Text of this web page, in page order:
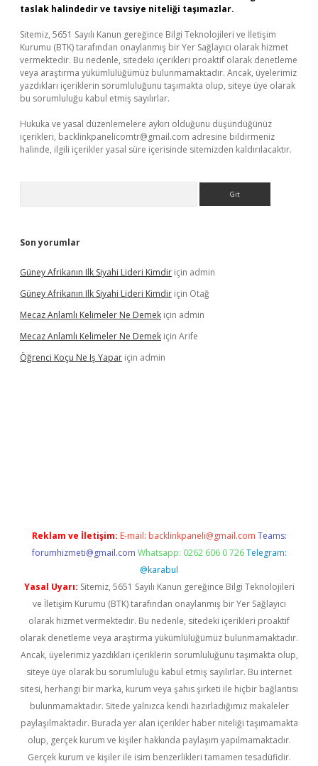
taslak halindedir ve tavsiye niteliği taşımazlar.
Sitemiz, 5651 Sayılı Kanun gereğince Bilgi Teknolojileri ve İletişim
Kurumu (BTK) tarafından onaylanmış bir Yer Sağlayıcı olarak hizmet
vermektedir. Bu nedenle, sitedeki içerikleri proaktif olarak denetleme
veya araştırma yükümlülüğümüz bulunmamaktadır. Ancak, üyelerimiz
yazdıkları içeriklerin sorumluluğunu taşımakta olup, siteye üye olarak
bu sorumluluğu kabul etmiş sayılırlar.
Hukuka ve yasal düzenlemelere aykırı olduğunu düşündüğünüz
içerikleri, backlinkpanelicomtr@gmail.com adresine bildirmeniz
halinde, ilgili içerikler yasal süre içerisinde sitemizden kaldırılacaktır.
Son yorumlar
Güney Afrikanın Ilk Siyahi Lideri Kimdir için admin
Güney Afrikanın Ilk Siyahi Lideri Kimdir için Otağ
Mecaz Anlamlı Kelimeler Ne Demek için admin
Mecaz Anlamlı Kelimeler Ne Demek için Arife
Öğrenci Koçu Ne Iş Yapar için admin
Reklam ve İletişim: E-mail: backlinkpaneli@gmail.com Teams:
forumhizmeti@gmail.com Whatsapp: 0262 606 0 726 Telegram:
@karabul
Yasal Uyarı: Sitemiz, 5651 Sayılı Kanun gereğince Bilgi Teknolojileri
ve İletişim Kurumu (BTK) tarafından onaylanmış bir Yer Sağlayıcı
olarak hizmet vermektedir. Bu nedenle, sitedeki içerikleri proaktif
olarak denetleme veya araştırma yükümlülüğümüz bulunmamaktadır.
Ancak, üyelerimiz yazdıkları içeriklerin sorumluluğunu taşımakta olup,
siteye üye olarak bu sorumluluğu kabul etmiş sayılırlar. Bu internet
sitesi, herhangi bir marka, kurum veya şahıs şirketi ile hiçbir bağlantısı
bulunmamaktadır. Sitede yalnızca kendi hazırladığımız makaleler
paylaşılmaktadır. Burada yer alan içerikler haber niteliği taşımamakta
olup, gerçek kurum ve kişiler hakkında paylaşım yapılmamaktadır.
Gerçek kurum ve kişiler ile isim benzerlikleri tamamen tesadüfidir.